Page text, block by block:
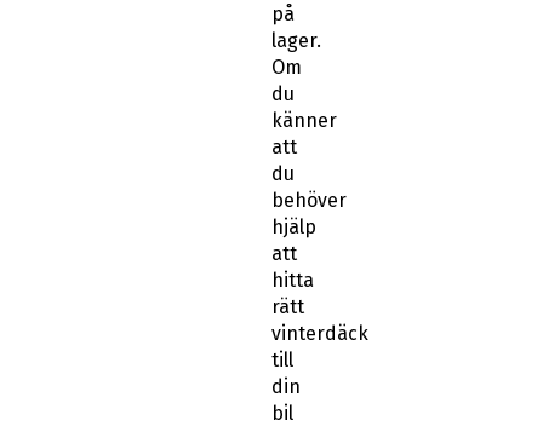
på
lager.
Om
du
känner
att
du
behöver
hjälp
att
hitta
rätt
vinterdäck
till
din
bil